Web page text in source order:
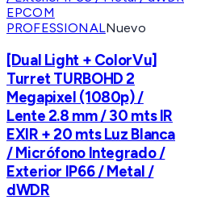
EPCOM
PROFESSIONALNuevo
[Dual Light + ColorVu]
Turret TURBOHD 2
Megapixel (1080p) /
Lente 2.8 mm / 30 mts IR
EXIR + 20 mts Luz Blanca
/ Micrófono Integrado /
Exterior IP66 / Metal /
dWDR